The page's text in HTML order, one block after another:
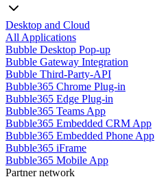
Desktop and Cloud
All Applications
Bubble Desktop Pop-up
Bubble Gateway Integration
Bubble Third-Party-API
Bubble365 Chrome Plug-in
Bubble365 Edge Plug-in
Bubble365 Teams App
Bubble365 Embedded CRM App
Bubble365 Embedded Phone App
Bubble365 iFrame
Bubble365 Mobile App
Partner network